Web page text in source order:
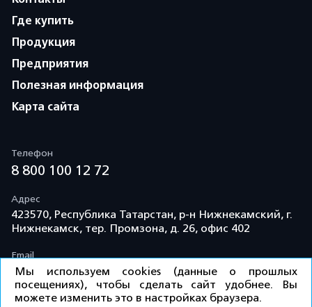
Где купить
Продукция
Предприятия
Полезная информация
Карта сайта
Телефон
8 800 100 12 72
Адрес
423570, Республика Татарстан, р-н Нижнекамский, г.
Нижнекамск, тер. Промзона, д. 26, офис 402
Email
info@td-kama.com
Мы используем cookies (данные о прошлых
посещениях), чтобы сделать сайт удобнее. Вы
можете изменить это в настройках браузера.